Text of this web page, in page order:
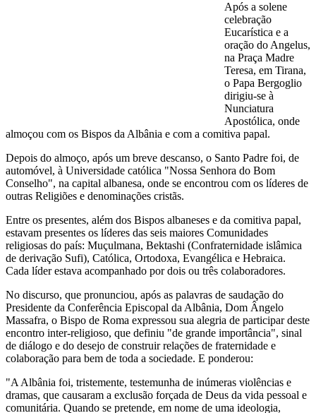
Após a solene
celebração
Eucarística e a
oração do Angelus,
na Praça Madre
Teresa, em Tirana,
o Papa Bergoglio
dirigiu-se à
Nunciatura
Apostólica, onde
almoçou com os Bispos da Albânia e com a comitiva papal.
Depois do almoço, após um breve descanso, o Santo Padre foi, de
automóvel, à Universidade católica "Nossa Senhora do Bom
Conselho", na capital albanesa, onde se encontrou com os líderes de
outras Religiões e denominações cristãs.
Entre os presentes, além dos Bispos albaneses e da comitiva papal,
estavam presentes os líderes das seis maiores Comunidades
religiosas do país: Muçulmana, Bektashi (Confraternidade islâmica
de derivação Sufi), Católica, Ortodoxa, Evangélica e Hebraica.
Cada líder estava acompanhado por dois ou três colaboradores.
No discurso, que pronunciou, após as palavras de saudação do
Presidente da Conferência Episcopal da Albânia, Dom Ângelo
Massafra, o Bispo de Roma expressou sua alegria de participar deste
encontro inter-religioso, que definiu "de grande importância", sinal
de diálogo e do desejo de construir relações de fraternidade e
colaboração para bem de toda a sociedade. E ponderou:
"A Albânia foi, tristemente, testemunha de inúmeras violências e
dramas, que causaram a exclusão forçada de Deus da vida pessoal e
comunitária. Quando se pretende, em nome de uma ideologia,